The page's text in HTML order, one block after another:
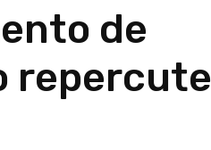
de
repercute